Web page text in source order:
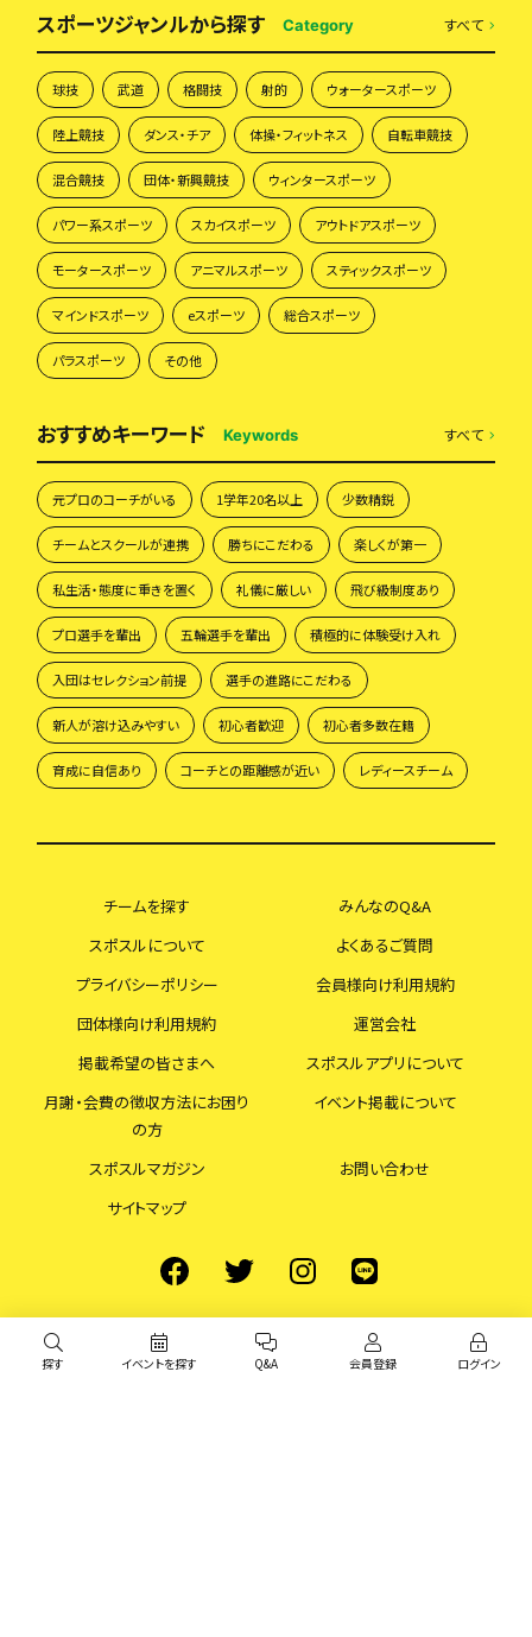
スポーツジャンルから探す Category すべて
球技 武道 格闘技 射的 ウォータースポーツ
陸上競技 ダンス・チア 体操・フィットネス 自転車競技
混合競技 団体・新興競技 ウィンタースポーツ
パワー系スポーツ スカイスポーツ アウトドアスポーツ
モータースポーツ アニマルスポーツ スティックスポーツ
マインドスポーツ eスポーツ 総合スポーツ
パラスポーツ その他
おすすめキーワード Keywords すべて
元プロのコーチがいる 1学年20名以上 少数精鋭
チームとスクールが連携 勝ちにこだわる 楽しくが第一
私生活・態度に重きを置く 礼儀に厳しい 飛び級制度あり
プロ選手を輩出 五輪選手を輩出 積極的に体験受け入れ
入団はセレクション前提 選手の進路にこだわる
新人が溶け込みやすい 初心者歓迎 初心者多数在籍
育成に自信あり コーチとの距離感が近い レディースチーム
チームを探す
みんなのQ&A
スポスルについて
よくあるご質問
プライバシーポリシー
会員様向け利用規約
団体様向け利用規約
運営会社
掲載希望の皆さまへ
スポスルアプリについて
月謝・会費の徴収方法にお困り
の方
イベント掲載について
スポスルマガジン
お問い合わせ
サイトマップ
探す イベントを探す Q&A 会員登録 ログイン